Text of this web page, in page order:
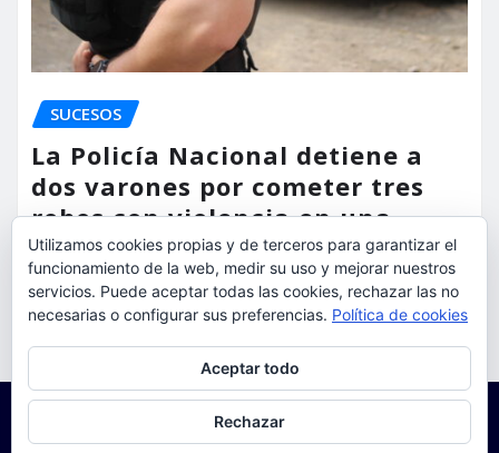
SUCESOS
La Policía Nacional detiene a
dos varones por cometer tres
robos con violencia en una
misma mañana
torrent al dia Ago 7, 2026
Utilizamos cookies propias y de terceros para garantizar el
funcionamiento de la web, medir su uso y mejorar nuestros
servicios. Puede aceptar todas las cookies, rechazar las no
necesarias o configurar sus preferencias. Política de cookies
Aceptar todo
Rechazar
Para obtener más información, incluido cómo gestionar las cookies,